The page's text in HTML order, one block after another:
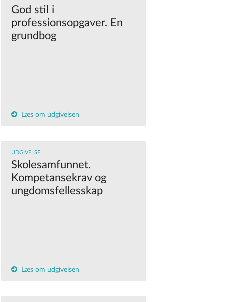
God stil i
professionsopgaver. En
grundbog
Læs om udgivelsen
UDGIVELSE
Skolesamfunnet.
Kompetansekrav og
ungdomsfellesskap
Læs om udgivelsen